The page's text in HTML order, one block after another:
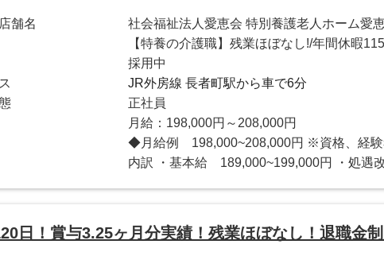
舗名
社会福祉法人愛恵会 特別養護老人ホーム愛
【特養の介護職】残業ほぼなし!/年間休暇
採用中
JR外房線 長者町駅から車で6分
正社員
月給：198,000円～208,000円
◆月給例 198,000~208,000円 ※資格、経
内訳 ・基本給 189,000~199,000円 ・処遇
日！賞与3.25ヶ月分実績！残業ほぼなし！退職金